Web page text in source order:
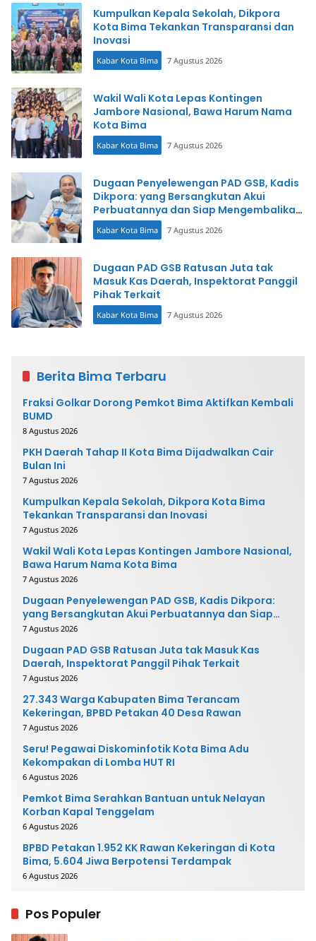
Kumpulkan Kepala Sekolah, Dikpora
Kota Bima Tekankan Transparansi dan
Inovasi
Kabar Kota Bima 7 Agustus 2026
Wakil Wali Kota Lepas Kontingen
Jambore Nasional, Bawa Harum Nama
Kota Bima
Kabar Kota Bima 7 Agustus 2026
Dugaan Penyelewengan PAD GSB, Kadis
Dikpora: yang Bersangkutan Akui
Perbuatannya dan Siap Mengembalikan
Uang
Kabar Kota Bima 7 Agustus 2026
Dugaan PAD GSB Ratusan Juta tak
Masuk Kas Daerah, Inspektorat Panggil
Pihak Terkait
Kabar Kota Bima 7 Agustus 2026
Berita Bima Terbaru
Fraksi Golkar Dorong Pemkot Bima Aktifkan Kembali
BUMD
8 Agustus 2026
PKH Daerah Tahap II Kota Bima Dijadwalkan Cair
Bulan Ini
7 Agustus 2026
Kumpulkan Kepala Sekolah, Dikpora Kota Bima
Tekankan Transparansi dan Inovasi
7 Agustus 2026
Wakil Wali Kota Lepas Kontingen Jambore Nasional,
Bawa Harum Nama Kota Bima
7 Agustus 2026
Dugaan Penyelewengan PAD GSB, Kadis Dikpora:
yang Bersangkutan Akui Perbuatannya dan Siap
Mengembalikan Uang
7 Agustus 2026
Dugaan PAD GSB Ratusan Juta tak Masuk Kas
Daerah, Inspektorat Panggil Pihak Terkait
7 Agustus 2026
27.343 Warga Kabupaten Bima Terancam
Kekeringan, BPBD Petakan 40 Desa Rawan
7 Agustus 2026
Seru! Pegawai Diskominfotik Kota Bima Adu
Kekompakan di Lomba HUT RI
6 Agustus 2026
Pemkot Bima Serahkan Bantuan untuk Nelayan
Korban Kapal Tenggelam
6 Agustus 2026
BPBD Petakan 1.952 KK Rawan Kekeringan di Kota
Bima, 5.604 Jiwa Berpotensi Terdampak
6 Agustus 2026
Pos Populer